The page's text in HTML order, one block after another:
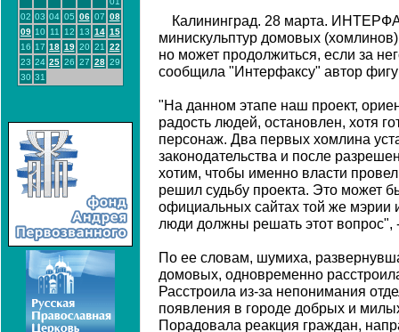
02 03 04 05 06 07 08
09 10 11 12 13 14 15
16 17 18 19 20 21
22
23 24 25 26 27 28 29
30 31
Калининград. 28 марта.
минискульптур домовых
но может продолжиться, если за
сообщила "Интерфаксу" автор
"На данном этапе наш проект,
радость людей, остановлен, хотя
персонаж. Два первых хомлина
законодательства и после
хотим, чтобы именно власти
решил судьбу проекта. Это может
официальных сайтах той же мэрии
люди должны решать этот вопрос",
По ее словам, шумиха,
домовых, одновременно
Расстроила из-за непонимания
появления в городе добрых и
Порадовала реакция граждан,